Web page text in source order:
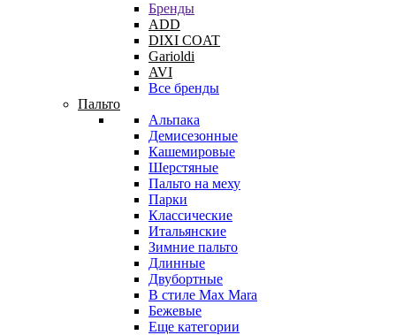
Бренды
ADD
DIXI COAT
Garioldi
AVI
Все бренды
Пальто
Альпака
Демисезонные
Кашемировые
Шерстяные
Пальто на меху
Парки
Классические
Итальянские
Зимние пальто
Длинные
Двубортные
В стиле Max Mara
Бежевые
Еще категории